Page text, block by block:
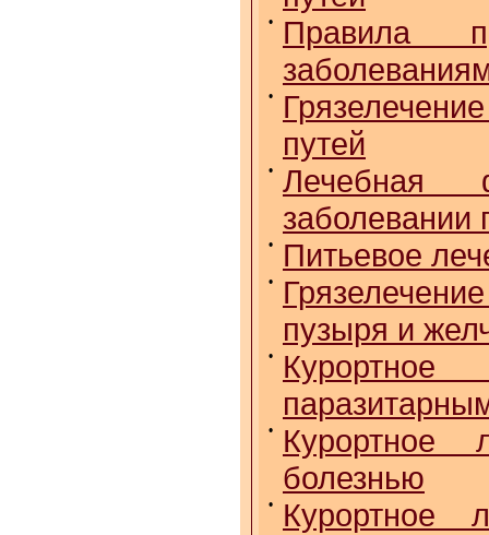
•
Правила
•
путей
•
Лечебная
заболевании
• Питьевое
•
пузыря и
•
•
Курортное
болезнью
•
Курортное